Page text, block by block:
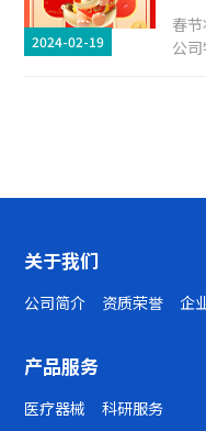
2024-02-19
春
公
关于我们
公司简介 资质荣誉 企
产品服务
医疗器械 科研服务